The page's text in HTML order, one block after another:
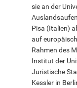
sie an der
Pisa (Italien)
auf
Rahmen des
Institut der
Juristische
Kessler in